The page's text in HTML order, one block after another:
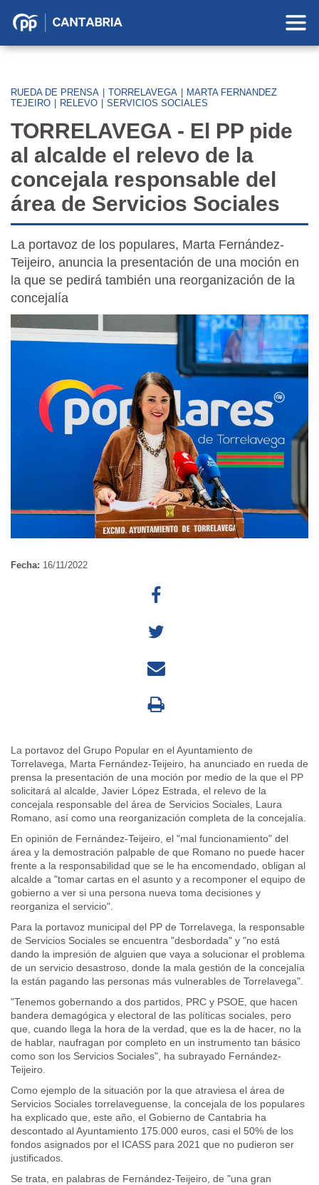
Partido
Cantabria
RUEDA DE PRENSA TORRELAVEGA
MARTA FERNANDEZ
TEJEIRO
RELEVO SERVICIOS SOCIALES
TORRELAVEGA - El PP pide
al alcalde el relevo de la
concejala responsable del
área de Servicios Sociales
La portavoz de los populares, Marta Fernández-
Teijeiro, anuncia la presentación de una moción en
la que se pedirá también una reorganización de la
concejalía
Fecha: 16/11/2022
La portavoz del Grupo Popular en el Ayuntamiento de
Torrelavega, Marta Fernández-Teijeiro, ha anunciado en rueda de
prensa la presentación de una moción por medio de la que el PP
solicitará al alcalde, Javier López Estrada, el relevo de la
concejala responsable del área de Servicios Sociales, Laura
Romano, así como una reorganización completa de la concejalía.
En opinión de Fernández-Teijeiro, el "mal funcionamiento" del
área y la demostración palpable de que Romano no puede hacer
frente a la responsabilidad que se le ha encomendado, obligan al
alcalde a "tomar cartas en el asunto y a recomponer el equipo de
gobierno a ver si una persona nueva toma decisiones y
reorganiza el servicio".
Para la portavoz municipal del PP de Torrelavega, la responsable
de Servicios Sociales se encuentra "desbordada" y "no está
dando la impresión de alguien que vaya a solucionar el problema
de un servicio desastroso, donde la mala gestión de la concejalía
la están pagando las personas más vulnerables de Torrelavega".
"Tenemos gobernando a dos partidos, PRC y PSOE, que hacen
bandera demagógica y electoral de las políticas sociales, pero
que, cuando llega la hora de la verdad, que es la de hacer, no la
de hablar, naufragan por completo en un instrumento tan básico
como son los Servicios Sociales", ha subrayado Fernández-
Teijeiro.
Como ejemplo de la situación por la que atraviesa el área de
Servicios Sociales torrelaveguense, la concejala de los populares
ha explicado que, este año, el Gobierno de Cantabria ha
descontado al Ayuntamiento 175.000 euros, casi el 50% de los
fondos asignados por el ICASS para 2021 que no pudieron ser
justificados.
Se trata, en palabras de Fernández-Teijeiro, de "una gran